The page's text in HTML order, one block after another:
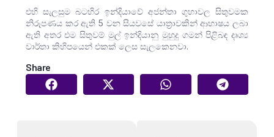
එහි සැලසුම බටහිර ඉන්දියාවේ අජන්තා ගුහාවල සිතුවමක
නිරූපණය කර ඇති 5 වන සියවසේ යාත්‍රාවකින් ආභාෂය ලබා
ඇති අතර එම සිතුවම් මුල් ඉන්දියානු මුහුදු ගමන් පිළිබඳ දෘශ්‍ය
වාර්තා කිහිපයෙන් එකක් ලෙස සැලකෙනවා.
Share